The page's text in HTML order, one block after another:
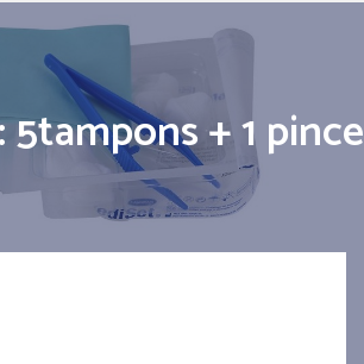
5tampons + 1 pince